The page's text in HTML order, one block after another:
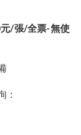
/張/全票-無使
：